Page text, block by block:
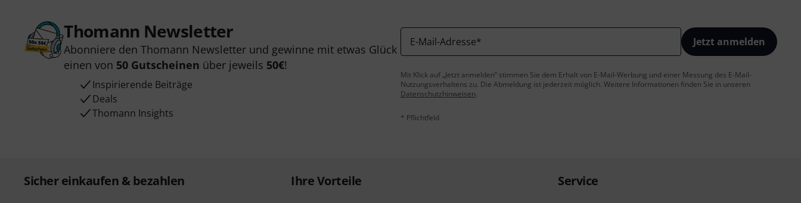
Thomann Newsletter
Abonniere den Thomann Newsletter und gewinne mit etwas Glück
einen von 50 Gutscheinen über jeweils 50€!
Inspirierende Beiträge
Deals
Thomann Insights
E-Mail-Adresse* Jetzt anmelden
Mit Klick auf „Jetzt anmelden“ stimmen Sie dem Erhalt von E-Mail-Werbung und einer Messung des E-Mail-
Nutzungsverhaltens zu. Die Abmeldung ist jederzeit möglich. Weitere Informationen finden Sie in unseren
Datenschutzhinweisen.
* Pflichtfeld
Sicher einkaufen & bezahlen Ihre Vorteile Service